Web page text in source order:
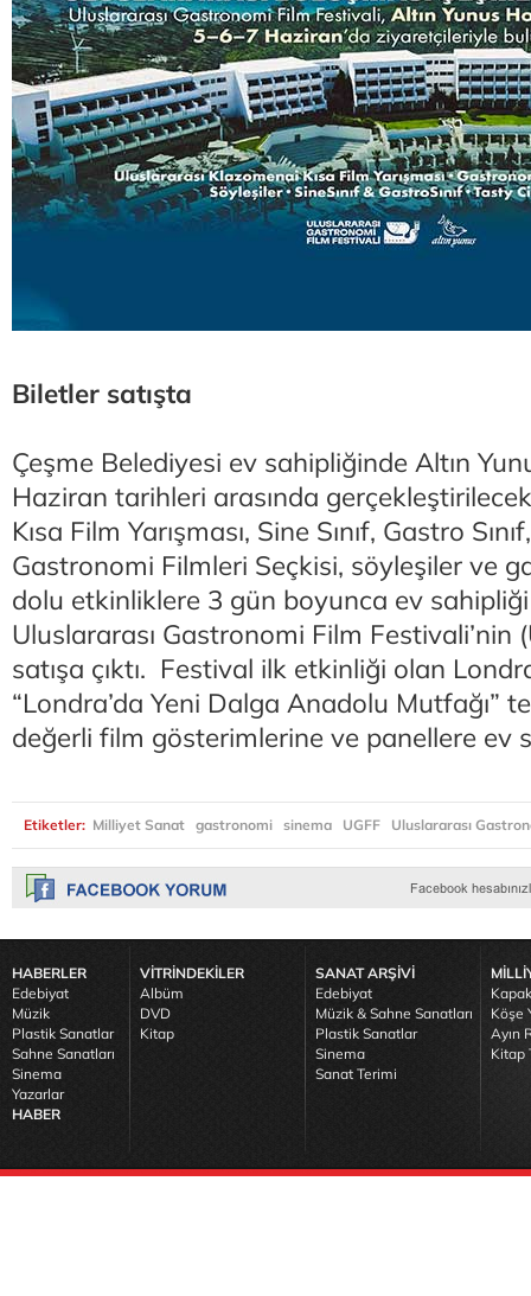
Biletler satışta
Çeşme Belediyesi ev sahipliğinde Altın
Haziran tarihleri arasında
Kısa Film Yarışması, Sine Sınıf, Gastro
Gastronomi Filmleri Seçkisi, söyleşiler ve
dolu etkinliklere 3 gün boyunca ev
Uluslararası Gastronomi Film Festivali’nin
satışa çıktı. Festival ilk etkinliği olan
“Londra’da Yeni Dalga Anadolu Mutfağı”
değerli film gösterimlerine ve panellere ev
Etiketler: Milliyet Sanat gastronomi sinema UGFF Uluslararası
HABERLER
Edebiyat
Müzik
Plastik Sanatlar
Sahne Sanatları
Sinema
Yazarlar
HABER
VİTRİNDEKİLER
Albüm
DVD
Kitap
SANAT ARŞİVİ
Edebiyat
Müzik & Sahne Sanatları
Plastik Sanatlar
Sinema
Sanat Terimi
Köşe
Ayın
Kitap